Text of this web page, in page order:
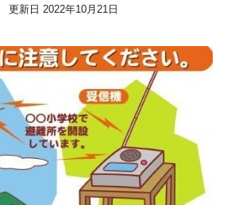
更新日 2022年10月21日